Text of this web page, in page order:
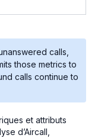
calls,
those metrics to
calls continue to
et attributs
d’Aircall,